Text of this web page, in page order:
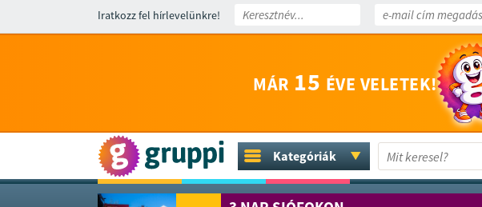
Iratkozz fel hírlevelünkre!
MÁR 15 ÉVE VELETEK!
Kategóriák